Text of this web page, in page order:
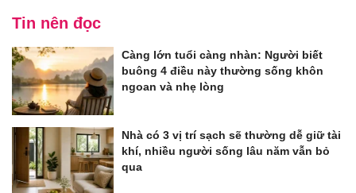
Tin nên đọc
Càng lớn tuổi càng nhàn: Người biết
buông 4 điều này thường sống khôn
ngoan và nhẹ lòng
Nhà có 3 vị trí sạch sẽ thường dễ giữ tài
khí, nhiều người sống lâu năm vẫn bỏ
qua